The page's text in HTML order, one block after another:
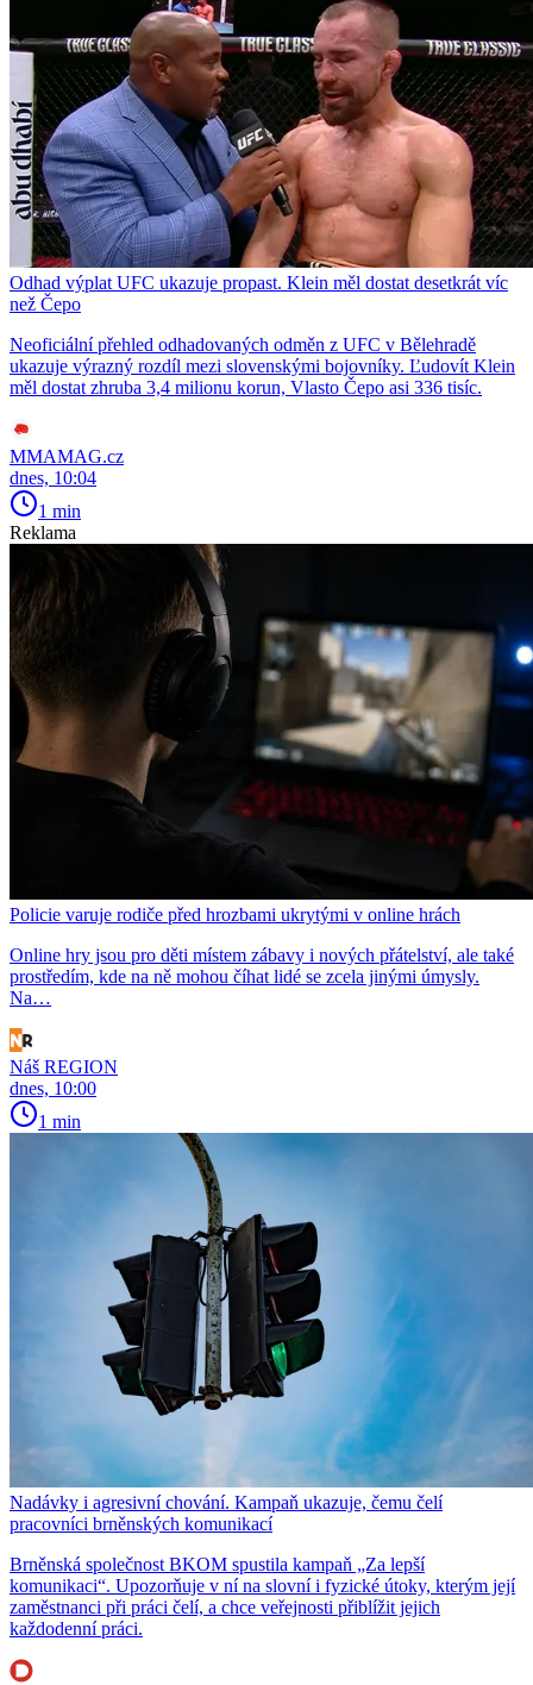
Odhad výplat UFC ukazuje propast. Klein měl dostat desetkrát víc
než Čepo
Neoficiální přehled odhadovaných odměn z UFC v Bělehradě
ukazuje výrazný rozdíl mezi slovenskými bojovníky. Ľudovít Klein
měl dostat zhruba 3,4 milionu korun, Vlasto Čepo asi 336 tisíc.
MMAMAG.cz
dnes, 10:04
1 min
Reklama
Policie varuje rodiče před hrozbami ukrytými v online hrách
Online hry jsou pro děti místem zábavy i nových přátelství, ale také
prostředím, kde na ně mohou číhat lidé se zcela jinými úmysly.
Na…
Náš REGION
dnes, 10:00
1 min
Nadávky i agresivní chování. Kampaň ukazuje, čemu čelí
pracovníci brněnských komunikací
Brněnská společnost BKOM spustila kampaň „Za lepší
komunikaci“. Upozorňuje v ní na slovní i fyzické útoky, kterým její
zaměstnanci při práci čelí, a chce veřejnosti přiblížit jejich
každodenní práci.